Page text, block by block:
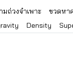
ถ่วงจำเพาะ ขวดหา
Density